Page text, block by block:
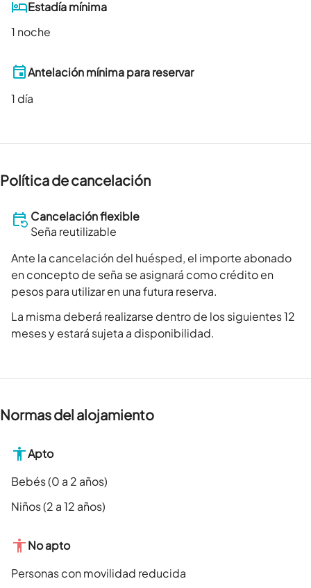
Estadía mínima
1 noche
Antelación mínima para reservar
1 día
Política de cancelación
Cancelación flexible
Seña reutilizable
Ante la cancelación del huésped, el importe abonado
en concepto de seña se asignará como crédito en
pesos para utilizar en una futura reserva.
La misma deberá realizarse dentro de los siguientes 12
meses y estará sujeta a disponibilidad.
Normas del alojamiento
Apto
Bebés (0 a 2 años)
Niños (2 a 12 años)
No apto
Personas con movilidad reducida